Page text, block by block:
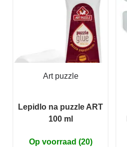
Art puzzle
Lepidlo na puzzle ART
100 ml
Op voorraad (20)